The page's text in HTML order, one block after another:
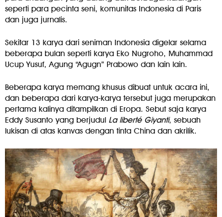
seperti para pecinta seni, komunitas Indonesia di Paris
dan juga jurnalis.
Sekitar 13 karya dari seniman Indonesia digelar selama
beberapa bulan seperti karya Eko Nugroho, Muhammad
Ucup Yusuf, Agung “Agugn” Prabowo dan lain lain.
Beberapa karya memang khusus dibuat untuk acara ini,
dan beberapa dari karya-karya tersebut juga merupakan
pertama kalinya ditampilkan di Eropa. Sebut saja karya
Eddy Susanto yang berjudul La liberté Giyanti, sebuah
lukisan di atas kanvas dengan tinta China dan akrilik.